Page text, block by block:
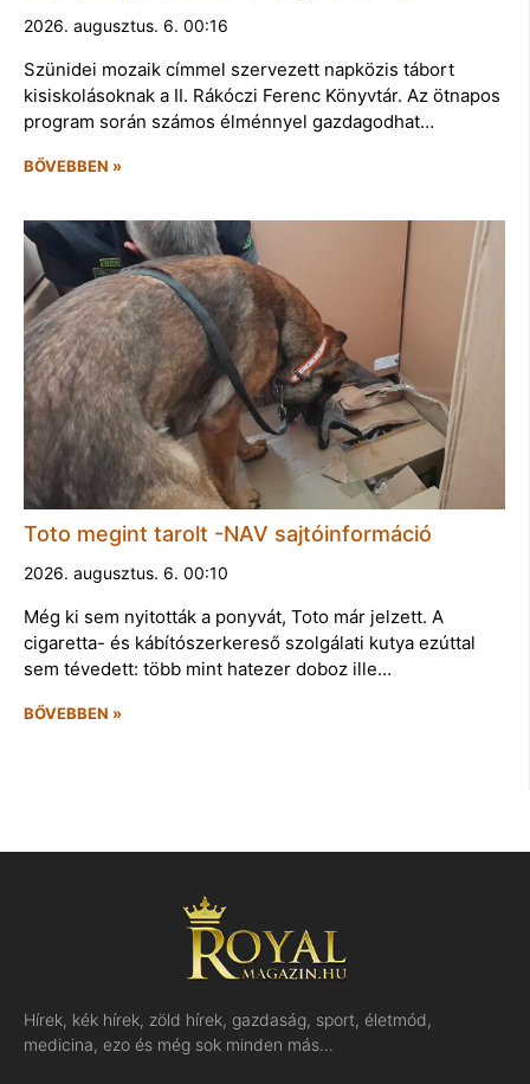
2026. augusztus. 6. 00:16
Szünidei mozaik címmel szervezett napközis tábort
kisiskolásoknak a II. Rákóczi Ferenc Könyvtár. Az ötnapos
program során számos élménnyel gazdagodhat…
BŐVEBBEN »
Toto megint tarolt -NAV sajtóinformáció
2026. augusztus. 6. 00:10
Még ki sem nyitották a ponyvát, Toto már jelzett. A
cigaretta- és kábítószerkereső szolgálati kutya ezúttal
sem tévedett: több mint hatezer doboz ille…
BŐVEBBEN »
Hírek, kék hírek, zöld hírek, gazdaság, sport, életmód,
medicina, ezo és még sok minden más…